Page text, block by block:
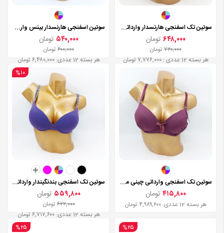
سوتین تک اسفنجی هارنسدار وارداتی مدل 23007
۶۴۸,۰۰۰ تومان
۷۲۰,۰۰۰ تومان
هر بسته 12 عددی : ۷,۷۷۶,۰۰۰ تومان
سوتین اسفنجی هارنسدار بینس وارداتی مدل 5042
۵۴۰,۰۰۰ تومان
۶۰۰,۰۰۰ تومان
هر بسته 12 عددی: ۶,۴۸۰,۰۰۰ تومان
سوتین تک اسفنجی وارداتی چینی مدل 004
۴۱۵,۸۰۰ تومان
هر بسته 12 عددی: ۴,۹۸۹,۶۰۰ تومان
%۱۰
سوتین تک اسفنجی بندنگیندار وارداتی مدل 3109
۵۵۹,۸۰۰ تومان
۶۲۲,۰۰۰تومان
هر بسته 12 عددی: ۶,۷۱۷,۶۰۰ تومان
%۲۵
%۲۵